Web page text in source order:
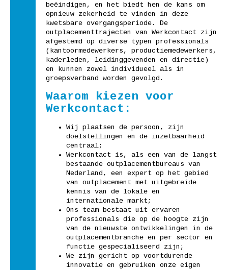
beëindigen, en het biedt hen de kans om
opnieuw zekerheid te vinden in deze
kwetsbare overgangsperiode. De
outplacementtrajecten van Werkcontact zijn
afgestemd op diverse typen professionals
(kantoormedewerkers, productiemedewerkers,
kaderleden, leidinggevenden en directie)
en kunnen zowel individueel als in
groepsverband worden gevolgd.
Waarom kiezen voor
Werkcontact:
Wij plaatsen de persoon, zijn
doelstellingen en de inzetbaarheid
centraal;
Werkcontact is, als een van de langst
bestaande outplacementbureaus van
Nederland, een expert op het gebied
van outplacement met uitgebreide
kennis van de lokale en
internationale markt;
Ons team bestaat uit ervaren
professionals die op de hoogte zijn
van de nieuwste ontwikkelingen in de
outplacementbranche en per sector en
functie gespecialiseerd zijn;
We zijn gericht op voortdurende
innovatie en gebruiken onze eigen